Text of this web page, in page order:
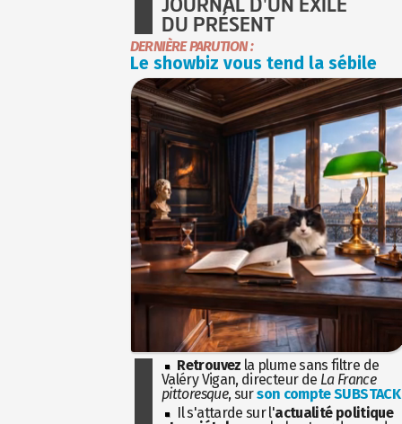
DU PRÉSENT
DERNIÈRE PARUTION :
Le showbiz vous tend la sébile
Retrouvez la plume sans filtre de
Valéry Vigan, directeur de La France
pittoresque, surson compte SUBSTACK
Il s'attarde sur l'actualité politique